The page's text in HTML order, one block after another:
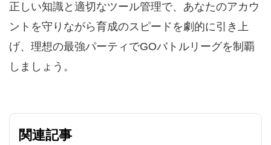
正しい知識と適切なツール管理で、あなたのアカウ
ントを守りながら育成のスピードを劇的に引き上
げ、理想の最強パーティでGOバトルリーグを制覇
しましょう。
関連記事